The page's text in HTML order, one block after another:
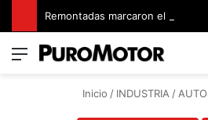
Menú
Inicio / INDUSTRIA/